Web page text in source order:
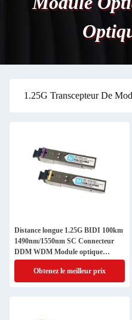
Distance longue 1.25G BIDI 100km
1490nm/1550nm SC Connecteur
DDM WDM Module optique
simplex Transcepteur module SFP
Obtenez le meilleur prix